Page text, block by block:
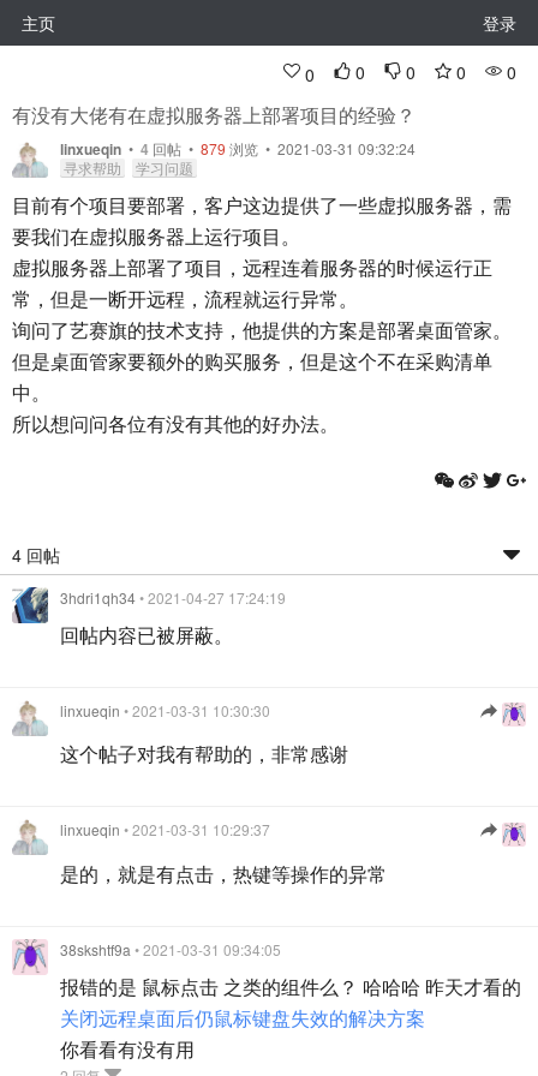
主页 登录
0 0 0 0 0
有没有大佬有在虚拟服务器上部署项目的经验？
linxueqin • 4 回帖 • 879 浏览 • 2021-03-31 09:32:24
寻求帮助
学习问题
目前有个项目要部署，客户这边提供了一些虚拟服务器，需
要我们在虚拟服务器上运行项目。
虚拟服务器上部署了项目，远程连着服务器的时候运行正
常，但是一断开远程，流程就运行异常。
询问了艺赛旗的技术支持，他提供的方案是部署桌面管家。
但是桌面管家要额外的购买服务，但是这个不在采购清单
中。
所以想问问各位有没有其他的好办法。
4 回帖
3hdri1qh34• 2021-04-27 17:24:19
回帖内容已被屏蔽。
linxueqin • 2021-03-31 10:30:30
这个帖子对我有帮助的，非常感谢
linxueqin • 2021-03-31 10:29:37
是的，就是有点击，热键等操作的异常
38skshtf9a • 2021-03-31 09:34:05
报错的是 鼠标点击 之类的组件么？ 哈哈哈 昨天才看的
关闭远程桌面后仍鼠标键盘失效的解决方案
你看看有没有用